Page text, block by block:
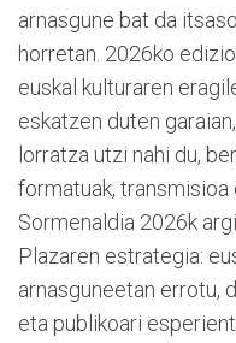
arnasgune bat da
horretan. 2026ko
euskal kulturaren
eskatzen duten
lorratza utzi nahi du,
formatuak, transmisioa
Sormenaldia 2026k
Plazaren estrategia:
arnasguneetan errotu,
eta publikoari